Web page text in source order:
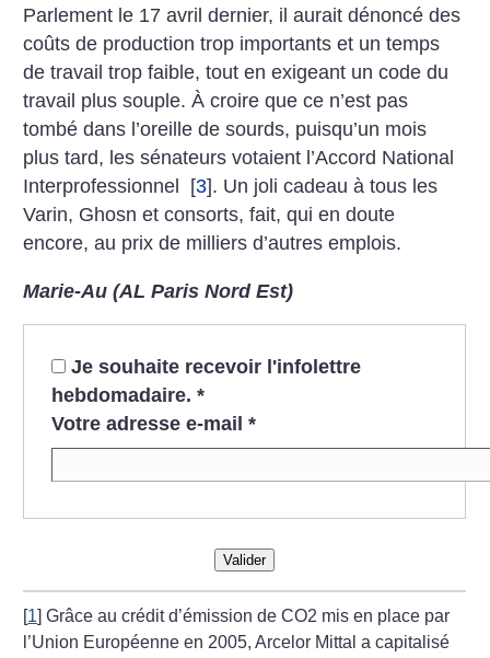
Parlement le 17 avril dernier, il aurait dénoncé des
coûts de production trop importants et un temps
de travail trop faible, tout en exigeant un code du
travail plus souple. À croire que ce n’est pas
tombé dans l’oreille de sourds, puisqu’un mois
plus tard, les sénateurs votaient l’Accord National
Interprofessionnel
[3]. Un joli cadeau à tous les
Varin, Ghosn et consorts, fait, qui en doute
encore, au prix de milliers d’autres emplois.
Marie-Au (AL Paris Nord Est)
Je souhaite recevoir l'infolettre
hebdomadaire. *
Votre adresse e-mail *
Valider
[1]Grâce au crédit d’émission de CO2 mis en place par
l’Union Européenne en 2005, Arcelor Mittal a capitalisé